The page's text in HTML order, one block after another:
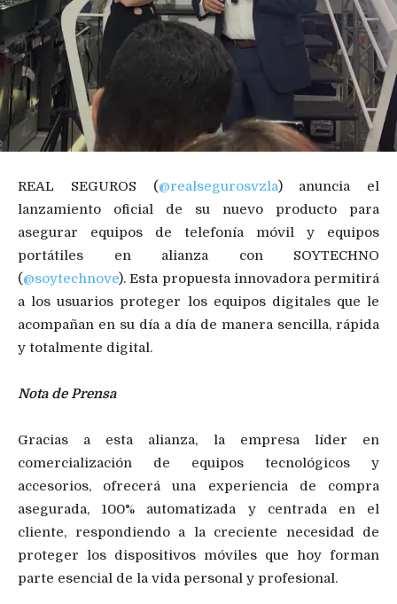
REAL SEGUROS (@realsegurosvzla) anuncia el
lanzamiento oficial de su nuevo producto para
asegurar equipos de telefonía móvil y equipos
portátiles en alianza con SOYTECHNO
(@soytechnove). Esta propuesta innovadora permitirá
a los usuarios proteger los equipos digitales que le
acompañan en su día a día de manera sencilla, rápida
y totalmente digital.
Nota de Prensa
Gracias a esta alianza, la empresa líder en
comercialización de equipos tecnológicos y
accesorios, ofrecerá una experiencia de compra
asegurada, 100% automatizada y centrada en el
cliente, respondiendo a la creciente necesidad de
proteger los dispositivos móviles que hoy forman
parte esencial de la vida personal y profesional.